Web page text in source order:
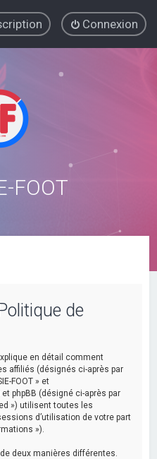
Connexion
FOOT
de
en détail comment
affiliés (désignés ci-après par
FOOT » et
phpBB (désigné ci-après par
») utilisent toutes les
d’utilisation de votre part
»).
deux manières différentes.